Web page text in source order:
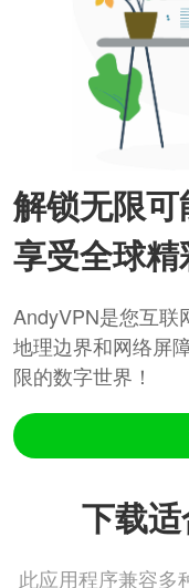
解锁无限可
享受全球精
AndyVPN是您互联
地理边界和网络屏
限的数字世界！
下载
此应用程序兼容多